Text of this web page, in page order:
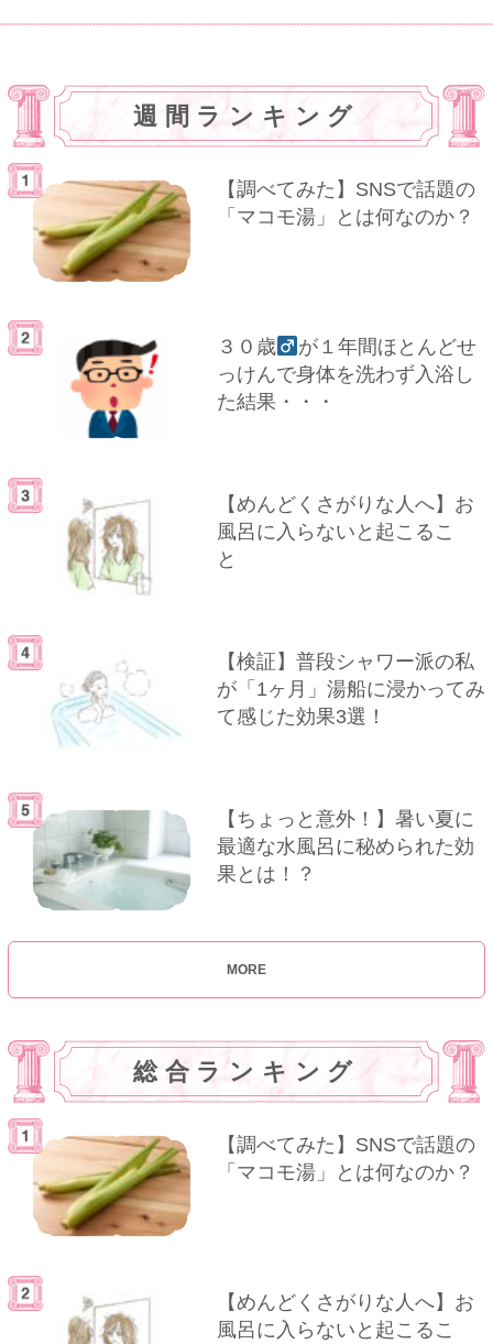
週間ランキング
【調べてみた】SNSで話題の
「マコモ湯」とは何なのか？
３０歳
が１年間ほとんどせ
っけんで身体を洗わず入浴し
た結果・・・
【めんどくさがりな人へ】お
風呂に入らないと起こるこ
と
【検証】普段シャワー派の私
が「1ヶ月」湯船に浸かってみ
て感じた効果3選！
【ちょっと意外！】暑い夏に
最適な水風呂に秘められた効
果とは！？
MORE
総合ランキング
【調べてみた】SNSで話題の
「マコモ湯」とは何なのか？
【めんどくさがりな人へ】お
風呂に入らないと起こるこ